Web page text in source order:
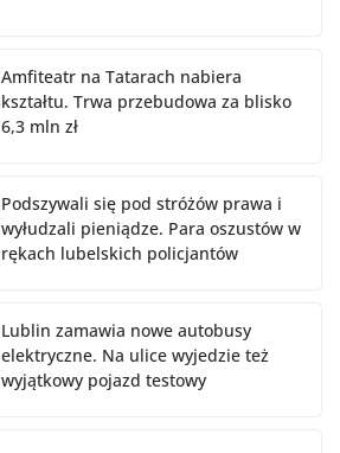
Amfiteatr na Tatarach nabiera
kształtu. Trwa przebudowa za blisko
6,3 mln zł
Podszywali się pod stróżów prawa i
wyłudzali pieniądze. Para oszustów w
rękach lubelskich policjantów
Lublin zamawia nowe autobusy
elektryczne. Na ulice wyjedzie też
wyjątkowy pojazd testowy